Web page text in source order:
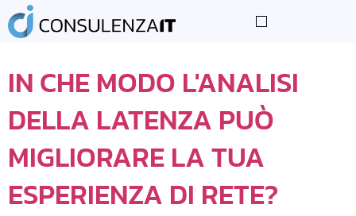
TAG:ESPERIENZA
IN CHE MODO L'ANALISI
DELLA LATENZA PUÒ
MIGLIORARE LA TUA
ESPERIENZA DI RETE?